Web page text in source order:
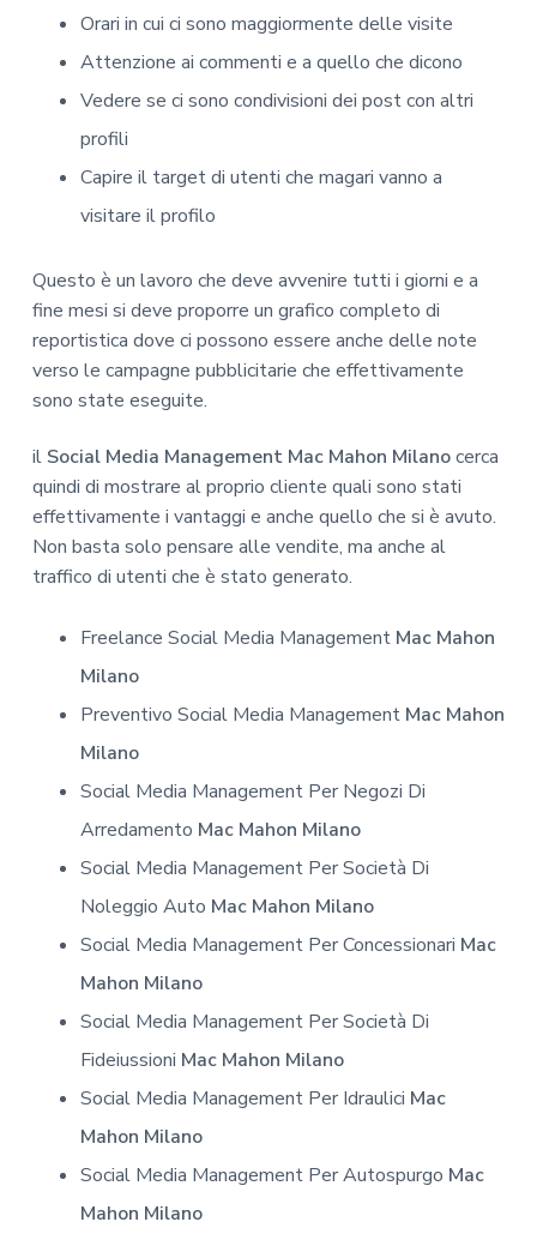
Orari in cui ci sono maggiormente delle visite
Attenzione ai commenti e a quello che dicono
Vedere se ci sono condivisioni dei post con altri
profili
Capire il target di utenti che magari vanno a
visitare il profilo
Questo è un lavoro che deve avvenire tutti i giorni e a
fine mesi si deve proporre un grafico completo di
reportistica dove ci possono essere anche delle note
verso le campagne pubblicitarie che effettivamente
sono state eseguite.
ilSocial Media Management Mac Mahon Milanocerca
quindi di mostrare al proprio cliente quali sono stati
effettivamente i vantaggi e anche quello che si è avuto.
Non basta solo pensare alle vendite, ma anche al
traffico di utenti che è stato generato.
Freelance Social Media Management Mac Mahon
Milano
Preventivo Social Media Management Mac Mahon
Milano
Social Media Management Per Negozi Di
Arredamento Mac Mahon Milano
Social Media Management Per Società Di
Noleggio Auto Mac Mahon Milano
Social Media Management Per Concessionari Mac
Mahon Milano
Social Media Management Per Società Di
Fideiussioni Mac Mahon Milano
Social Media Management Per Idraulici Mac
Mahon Milano
Social Media Management Per Autospurgo Mac
Mahon Milano